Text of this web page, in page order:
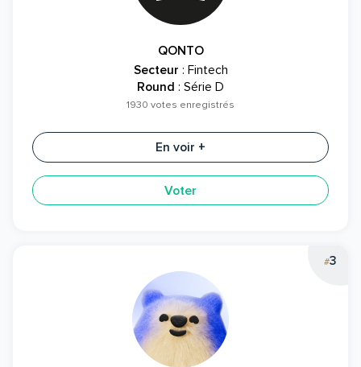
QONTO
Secteur : Fintech
Round : Série D
1930 votes enregistrés
En voir +
Voter
#3